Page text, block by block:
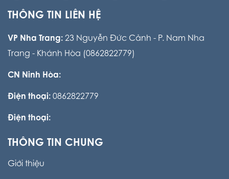
THÔNG TIN LIÊN HỆ
VP Nha Trang: 23 Nguyễn Đức Cảnh - P. Nam Nha
Trang - Khánh Hòa (0862822779)
CN Ninh Hòa:
Điện thoại: 0862822779
Điện thoại:
THÔNG TIN CHUNG
Giới thiệu